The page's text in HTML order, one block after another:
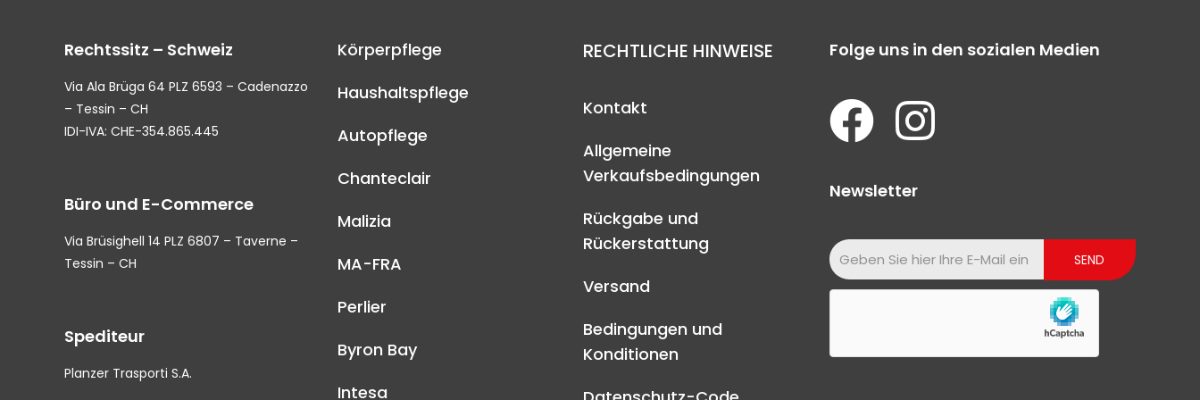
Rechtssitz – Schweiz
Via Ala Brüga 64 PLZ 6593 – Cadenazzo
– Tessin – CH
IDI-IVA: CHE-354.865.445
Büro und E-Commerce
Via Brüsighell 14 PLZ 6807 – Taverne –
Tessin – CH
Spediteur
Planzer Trasporti S.A.
Körperpflege
Haushaltspflege
Autopflege
Chanteclair
Malizia
MA-FRA
Perlier
Byron Bay
Intesa
RECHTLICHE HINWEISE
Kontakt
Allgemeine
Verkaufsbedingungen
Rückgabe und
Rückerstattung
Versand
Bedingungen und
Konditionen
Folge uns in den sozialen Medien
Newsletter